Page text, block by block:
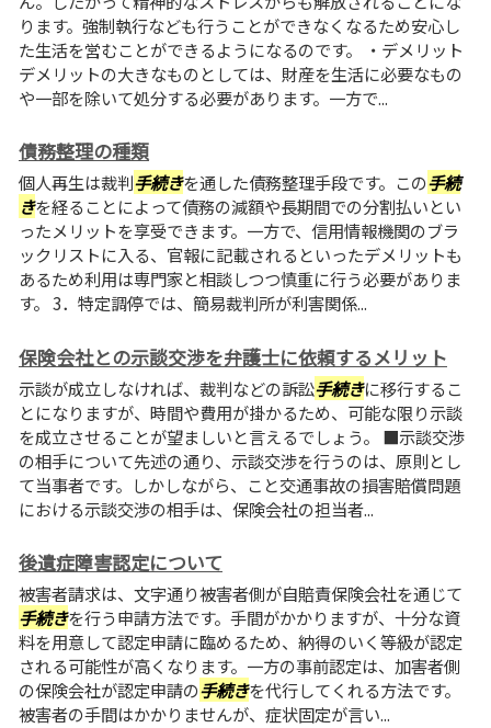
ります。強制執行なども行うことができなくなるため安心し
た生活を営むことができるようになるのです。 ・デメリット
デメリットの大きなものとしては、財産を生活に必要なもの
や一部を除いて処分する必要があります。一方で...
債務整理の種類
個人再生は裁判手続きを通した債務整理手段です。この手続
きを経ることによって債務の減額や長期間での分割払いとい
ったメリットを享受できます。一方で、信用情報機関のブラ
ックリストに入る、官報に記載されるといったデメリットも
あるため利用は専門家と相談しつつ慎重に行う必要がありま
す。 3．特定調停では、簡易裁判所が利害関係...
保険会社との示談交渉を弁護士に依頼するメリット
示談が成立しなければ、裁判などの訴訟手続きに移行するこ
とになりますが、時間や費用が掛かるため、可能な限り示談
を成立させることが望ましいと言えるでしょう。 ■示談交渉
の相手について先述の通り、示談交渉を行うのは、原則とし
て当事者です。しかしながら、こと交通事故の損害賠償問題
における示談交渉の相手は、保険会社の担当者...
後遺症障害認定について
被害者請求は、文字通り被害者側が自賠責保険会社を通じて
手続きを行う申請方法です。手間がかかりますが、十分な資
料を用意して認定申請に臨めるため、納得のいく等級が認定
される可能性が高くなります。一方の事前認定は、加害者側
の保険会社が認定申請の手続きを代行してくれる方法です。
被害者の手間はかかりませんが、症状固定が言い...